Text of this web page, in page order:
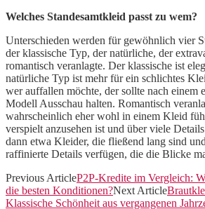
Welches Standesamtkleid passt zu wem?
Unterschieden werden für gewöhnlich vier
der klassische Typ, der natürliche, der
romantisch veranlagte. Der klassische ist
natürliche Typ ist mehr für ein schlichtes
wer auffallen möchte, der sollte nach einem
Modell Ausschau halten. Romantisch
wahrscheinlich eher wohl in einem Kleid
verspielt anzusehen ist und über viele
dann etwa Kleider, die fließend lang sind
raffinierte Details verfügen, die die Blicke
Previous ArticleP2P-Kredite im Vergleich:
die besten Konditionen?Next Article
Klassische Schönheit aus vergangenen